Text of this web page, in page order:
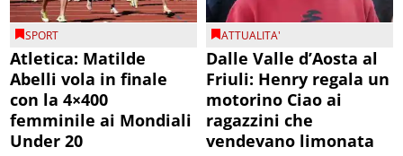
SPORT
Atletica: Matilde
Abelli vola in finale
con la 4×400
femminile ai Mondiali
Under 20
ATTUALITA'
Dalle Valle d’Aosta al
Friuli: Henry regala un
motorino Ciao ai
ragazzini che
vendevano limonata